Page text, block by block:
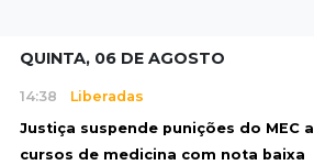
QUINTA, 06 DE AGOSTO
14:38 Liberadas
Justiça suspende punições do MEC a
cursos de medicina com nota baixa